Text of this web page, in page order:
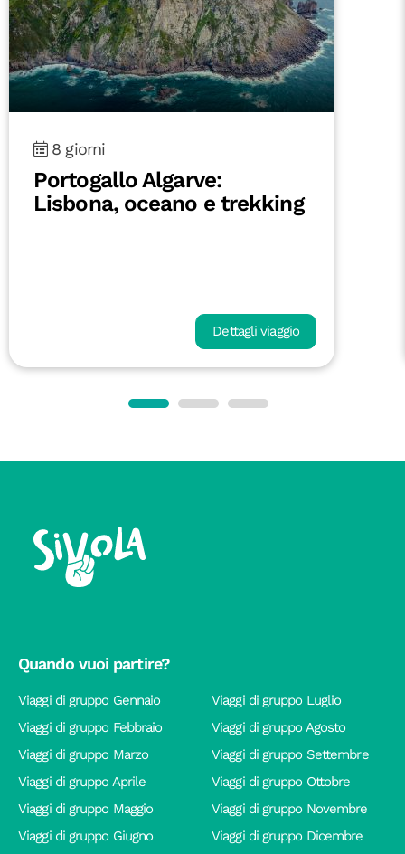
8 giorni
Portogallo Algarve:
Lisbona, oceano e trekking
Dettagli viaggio
Quando vuoi partire?
Viaggi di gruppo Gennaio
Viaggi di gruppo Febbraio
Viaggi di gruppo Marzo
Viaggi di gruppo Aprile
Viaggi di gruppo Maggio
Viaggi di gruppo Giugno
Viaggi di gruppo Luglio
Viaggi di gruppo Agosto
Viaggi di gruppo Settembre
Viaggi di gruppo Ottobre
Viaggi di gruppo Novembre
Viaggi di gruppo Dicembre